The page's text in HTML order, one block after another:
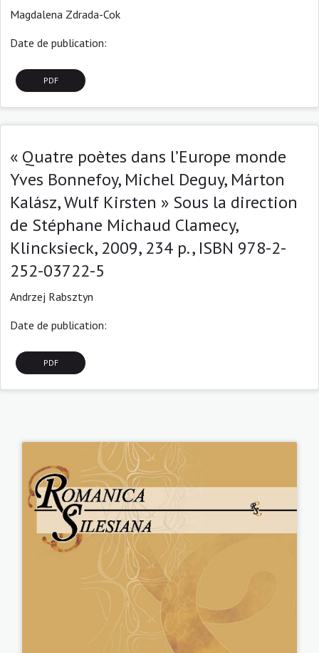
Magdalena Zdrada-Cok
Date de publication:
PDF
« Quatre poètes dans l’Europe monde
Yves Bonnefoy, Michel Deguy, Márton
Kalász, Wulf Kirsten » Sous la direction
de Stéphane Michaud Clamecy,
Klincksieck, 2009, 234 p., ISBN 978-2-
252-03722-5
Andrzej Rabsztyn
Date de publication:
PDF